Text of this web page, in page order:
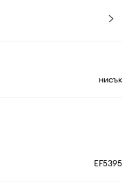
нисък
EF5395